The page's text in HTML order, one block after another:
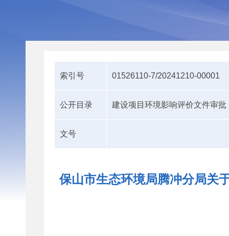
索引号 01526110-7/20241210-00001
公开目录 建设项目环境影响评价文件审批
文号
保山市生态环境局腾冲分局关